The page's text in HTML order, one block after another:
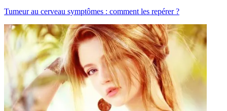
Tumeur au cerveau symptômes : comment les repérer ?